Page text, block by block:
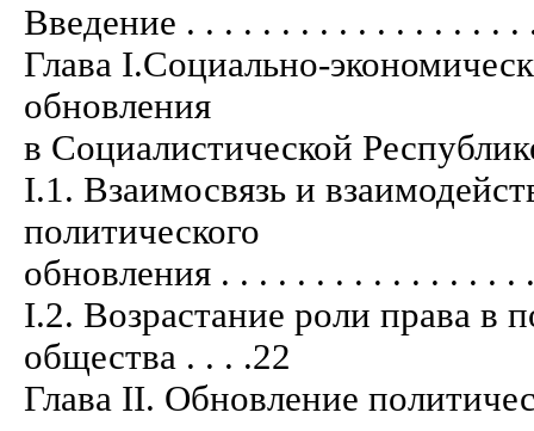
Введение . . . . . . . . . . . . . . . . .
Глава I.Социально-
обновления
в Социалистической
I.1. Взаимосвязь и
политического
обновления . . . . . . . . . . . . . . .
I.2. Возрастание роли права в
общества . . . .22
Глава II. Обновление